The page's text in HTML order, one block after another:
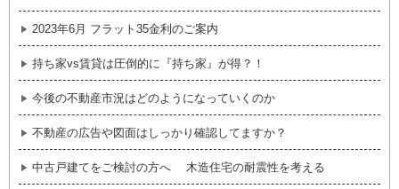
2023年6月 フラット35金利のご案内
持ち家vs賃貸は圧倒的に『持ち家』が得？！
今後の不動産市況はどのようになっていくのか
不動産の広告や図面はしっかり確認してますか？
中古戸建てをご検討の方へ 木造住宅の耐震性を考える